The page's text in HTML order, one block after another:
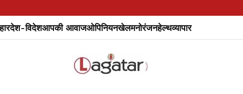
देश-विदेशआपकी आवाजओपिनियनखेलमनोरंजनहेल्थव्यापार